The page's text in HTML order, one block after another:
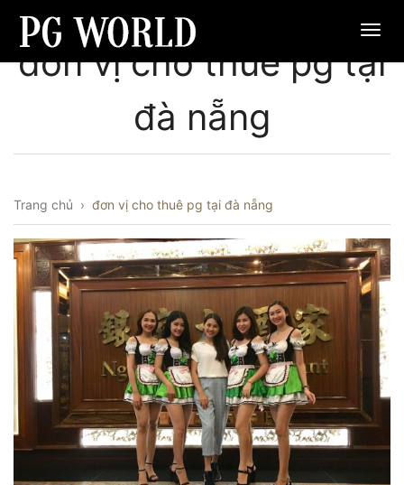
đơn vị cho thuê pg tại
đà nẵng
Trang chủ › đơn vị cho thuê pg tại đà nẵng